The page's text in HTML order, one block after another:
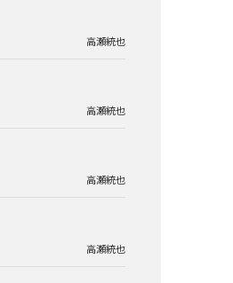
高瀬統也
高瀬統也
高瀬統也
高瀬統也